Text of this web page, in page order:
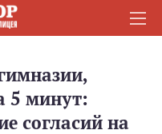
5 минут:
согласий на